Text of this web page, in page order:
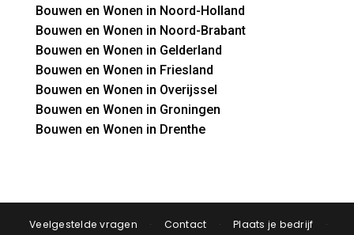
Bouwen en Wonen in Noord-Holland
Bouwen en Wonen in Noord-Brabant
Bouwen en Wonen in Gelderland
Bouwen en Wonen in Friesland
Bouwen en Wonen in Overijssel
Bouwen en Wonen in Groningen
Bouwen en Wonen in Drenthe
Veelgestelde vragen · Contact · Plaats je bedrijf
·